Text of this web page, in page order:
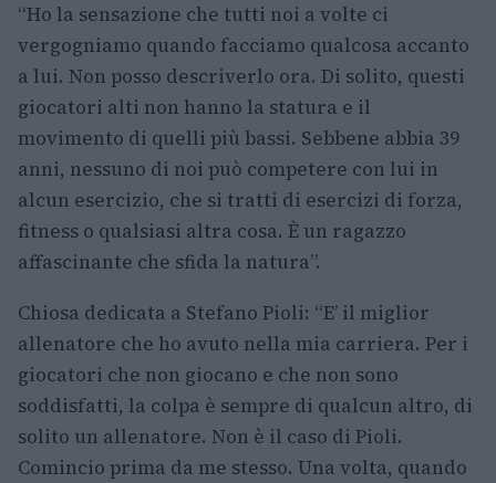
“Ho la sensazione che tutti noi a volte ci
vergogniamo quando facciamo qualcosa accanto
a lui. Non posso descriverlo ora. Di solito, questi
giocatori alti non hanno la statura e il
movimento di quelli più bassi. Sebbene abbia 39
anni, nessuno di noi può competere con lui in
alcun esercizio, che si tratti di esercizi di forza,
fitness o qualsiasi altra cosa. È un ragazzo
affascinante che sfida la natura”.
Chiosa dedicata a Stefano Pioli: “E’ il miglior
allenatore che ho avuto nella mia carriera. Per i
giocatori che non giocano e che non sono
soddisfatti, la colpa è sempre di qualcun altro, di
solito un allenatore. Non è il caso di Pioli.
Comincio prima da me stesso. Una volta, quando